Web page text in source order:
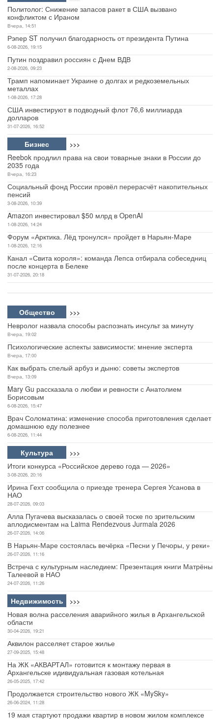
Политолог: Снижение запасов ракет в США вызвано
конфликтом с Ираном
Вчера, 14:51
Рэпер ST получил благодарность от президента Путина
6-08-2026, 19:15
Путин поздравил россиян с Днем ВДВ
2-08-2026, 09:23
Трамп напоминает Украине о долгах и редкоземельных
металлах
1-08-2026, 17:28
США инвестируют в подводный флот 76,6 миллиарда
долларов
31-07-2026, 16:52
Бизнес >>>
Reebok продлил права на свои товарные знаки в России до
2035 года
Вчера, 16:23
Социальный фонд России провёл перерасчёт накопительных
пенсий
3-08-2026, 10:39
Amazon инвестировал $50 млрд в OpenAI
1-08-2026, 14:24
Форум «Арктика. Лёд тронулся» пройдет в Нарьян-Маре
1-08-2026, 12:16
Канал «Свита короля»: команда Лепса отбирала собеседниц
после концерта в Белеке
31-07-2026, 20:18
Общество >>>
Невролог назвала способы распознать инсульт за минуту
Вчера, 19:02
Психологические аспекты зависимости: мнение эксперта
Вчера, 17:00
Как выбрать спелый арбуз и дыню: советы экспертов
Вчера, 13:09
Mary Gu рассказала о любви и ревности с Анатолием
Борисовым
6-08-2026, 15:47
Врач Соломатина: изменение способа приготовления сделает
домашнюю еду полезнее
6-08-2026, 11:44
Культура >>>
Итоги конкурса «Российское дерево года — 2026»
3-08-2026, 20:16
Ирина Гехт сообщила о приезде тренера Сергея Усанова в
НАО
28-07-2026, 09:03
Алла Пугачева высказалась о своей тоске по зрительским
аплодисментам на Laima Rendezvous Jurmala 2026
26-07-2026, 14:06
В Нарьян-Маре состоялась вечёрка «Песни у Печоры, у реки»
26-07-2026, 11:16
Встреча с культурным наследием: Презентация книги Матрёны
Талеевой в НАО
24-07-2026, 11:26
Недвижимость >>>
Новая волна расселения аварийного жилья в Архангельской
области
30-04-2026, 19:21
Аквилон расселяет старое жилье
27-09-2025, 15:48
На ЖК «АКВАРТАЛ» готовится к монтажу первая в
Архангельске идивидуальная газовая котельная
26-05-2025, 17:42
Продолжается строительство нового ЖК «MySky»
26-06-2024, 11:28
19 мая стартуют продажи квартир в новом жилом комплексе